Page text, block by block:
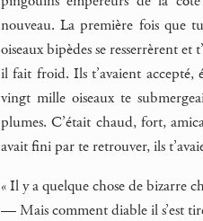
nouveau. La première fois que
oiseaux bipèdes se resserrèrent
il fait froid. Ils t’avaient accepté,
vingt mille oiseaux te
plumes. C’était chaud, fort,
avait fini par te retrouver, ils
« Il y a quelque chose de bizarre
— Mais comment diable il s’est